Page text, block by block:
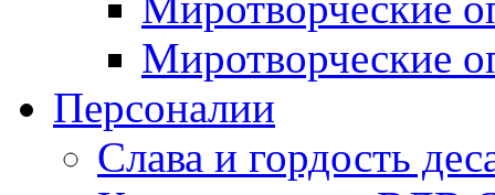
Миротворческие
Персоналии
Слава и гордость